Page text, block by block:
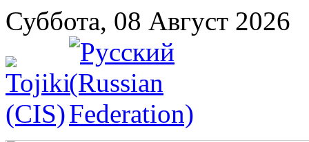
Суббота, 08 Август 2026